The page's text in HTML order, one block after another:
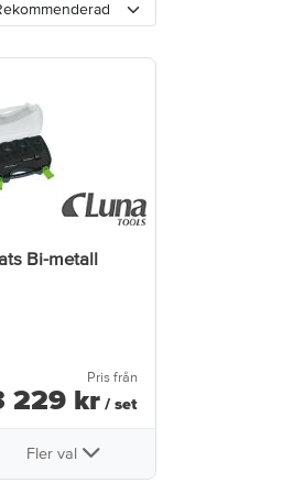
Bi-metall
Pris från
229 kr / set
Fler val